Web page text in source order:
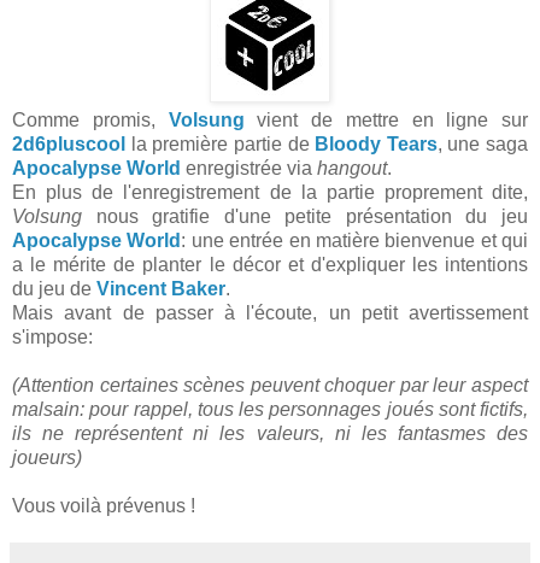
Comme promis, Volsung vient de mettre en ligne sur
2d6pluscool
la première partie de Bloody Tears, une saga
Apocalypse World enregistrée via hangout.
En plus de l'enregistrement de la partie proprement dite,
Volsung nous gratifie d'une petite présentation du jeu
Apocalypse World : une entrée en matière bienvenue et qui
a le mérite de planter le décor et d'expliquer les intentions
du jeu de Vincent Baker.
Mais avant de passer à l'écoute, un petit avertissement
s'impose:
(Attention certaines scènes peuvent choquer par leur aspect
malsain: pour rappel, tous les personnages joués sont fictifs,
ils ne représentent ni les valeurs, ni les fantasmes des
joueurs)
Vous voilà prévenus !